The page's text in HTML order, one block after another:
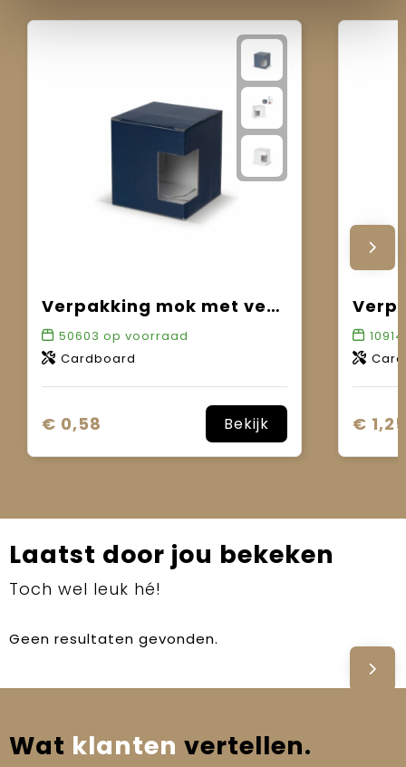
Verpakking mok met venster
50603 op voorraad
Cardboard
€ 0,58 Bekijk
10914
€ 1,25
Laatst door jou bekeken
Toch wel leuk hé!
Geen resultaten gevonden.
Wat klanten vertellen.